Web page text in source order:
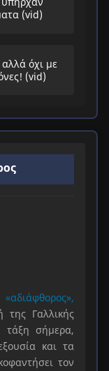
(vid)
όχι με
(vid)
της Γαλλικής
τάξη σήμερα,
και τα
τον